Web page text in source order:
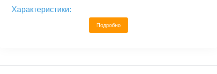
Характеристики:
Подробно